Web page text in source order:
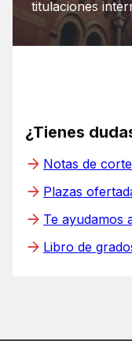
titulaciones
¿Tienes
Notas de corte
Plazas
Te ayudamos
Libro de